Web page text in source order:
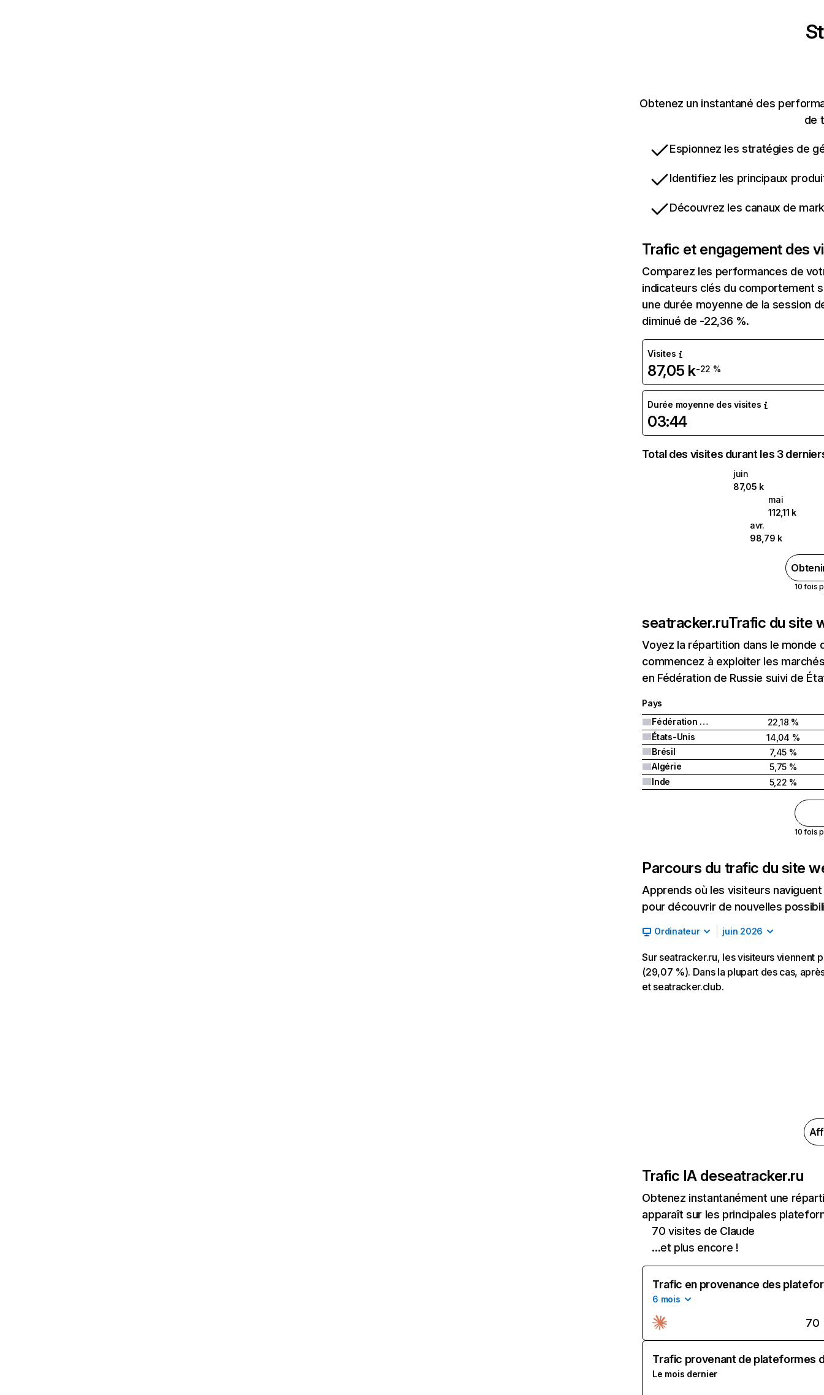
Obtenez un instantané des
de
Espionnez les stratégies de
Identifiez les principaux
Découvrez les canaux de
Trafic et engagement des
Comparez les performances de
indicateurs clés du comportement
une durée moyenne de la session
diminué de -22,36 %.
Visites
87,05 k-22 %
Durée moyenne des visites
03:44
Total des visites durant les 3
juin
87,05 k
mai
112,11 k
avr.
98,79 k
10 fois
seatracker.ruTrafic du site
Voyez la répartition dans le
commencez à exploiter les
en Fédération de Russie suivi de
Pays
Fédération de Russie
22,18 %
États-Unis
14,04 %
Brésil
7,45 %
Algérie
5,75 %
Inde
5,22 %
10 fois
Parcours du trafic du site
Apprends où les visiteurs
pour découvrir de nouvelles
Ordinateur juin 2026
Sur seatracker.ru, les visiteurs
(29,07 %). Dans la plupart des cas,
et seatracker.club.
Trafic IA deseatracker.ru
Obtenez instantanément une
apparaît sur les principales
70 visites de Claude
...et plus encore !
Trafic en provenance des
6 mois
70
Trafic provenant de plateformes
Le mois dernier